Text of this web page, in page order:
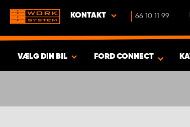
KONTAKT 66 10 11 99
VÆLG DIN BIL FORD CONNECT